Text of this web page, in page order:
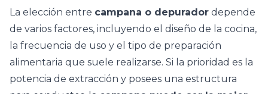
La elección entre campana o depurador depende
de varios factores, incluyendo el diseño de la cocina,
la frecuencia de uso y el tipo de preparación
alimentaria que suele realizarse. Si la prioridad es la
potencia de extracción y posees una estructura